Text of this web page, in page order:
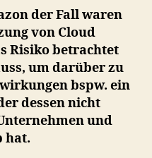
ist
eine
Frage
des
Risikomanagements
der Fall waren
von Cloud
Risiko betrachtet
um darüber zu
bspw. ein
dessen nicht
und
hat.